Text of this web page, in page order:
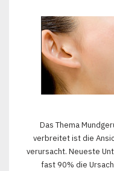
Das Thema
verbreitet ist die
verursacht. Neueste
fast 90% die